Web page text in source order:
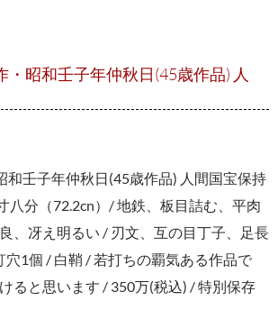
・昭和壬子年仲秋日(45歳作品) 人
和壬子年仲秋日(45歳作品) 人間国宝保持
八分（72.2cn）/ 地鉄、板目詰む、平肉
、冴え明るい / 刃文、互の目丁子、足長
穴1個 / 白鞘 / 若打ちの覇気ある作品で
ると思います / 350万(税込) / 特別保存